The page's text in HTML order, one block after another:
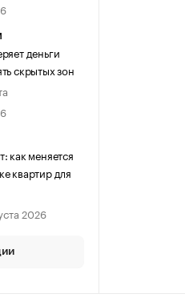
деньги
скрытых зон
как меняется
квартир для
2026